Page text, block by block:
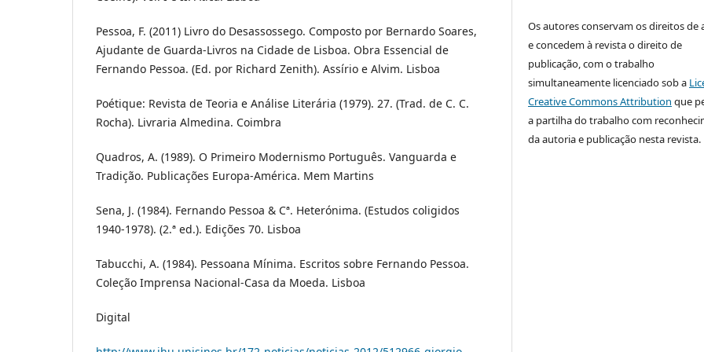
Pessoa, F. (2011) Livro do Desassossego. Composto por Bernardo Soares,
Ajudante de Guarda-Livros na Cidade de Lisboa. Obra Essencial de
Fernando Pessoa. (Ed. por Richard Zenith). Assírio e Alvim. Lisboa
Poétique: Revista de Teoria e Análise Literária (1979). 27. (Trad. de C. C.
Rocha). Livraria Almedina. Coimbra
Quadros, A. (1989). O Primeiro Modernismo Português. Vanguarda e
Tradição. Publicações Europa-América. Mem Martins
Sena, J. (1984). Fernando Pessoa & Cª. Heterónima. (Estudos coligidos
1940-1978). (2.ª ed.). Edições 70. Lisboa
Tabucchi, A. (1984). Pessoana Mínima. Escritos sobre Fernando Pessoa.
Coleção Imprensa Nacional-Casa da Moeda. Lisboa
Digital
Os autores conservam os direitos de
e concedem à revista o direito de
publicação, com o trabalho
simultaneamente licenciado sob a
Creative Commons Attribution que
a partilha do trabalho com
da autoria e publicação nesta revista.